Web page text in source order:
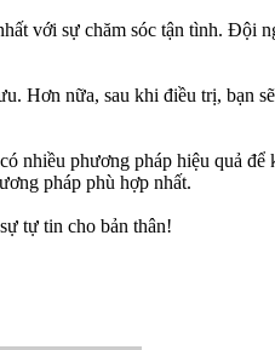
với sự chăm sóc tận tình. Đội
Hơn nữa, sau khi điều trị, bạn
phương pháp hiệu quả
pháp phù hợp nhất.
tự tin cho bản thân!